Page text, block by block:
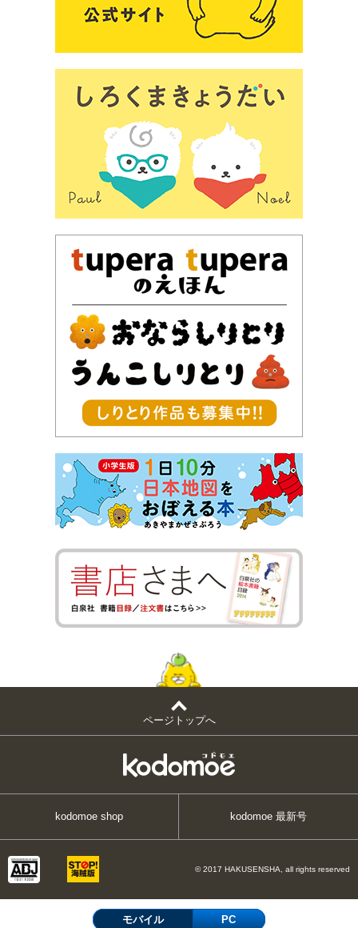
ページトップへ
kodomoe shop kodomoe 最新号
© 2017 HAKUSENSHA, all rights reserved
モバイル PC